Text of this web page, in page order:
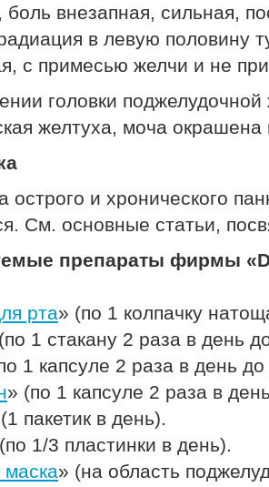
боль внезапная, сильная,
в левую половину
с примесью желчи и не
головки
желтуха, моча окрашена
острого и хронического
См. основные статьи,
препараты фирмы
рта» (по 1 колпачку
1 стакану 2 раза в день
1 капсуле 2 раза в день
» (по 1 капсуле 2 раза в
пакетик в день).
1/3 пластинки в день).
маска» (на область